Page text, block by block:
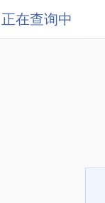
正在查询中